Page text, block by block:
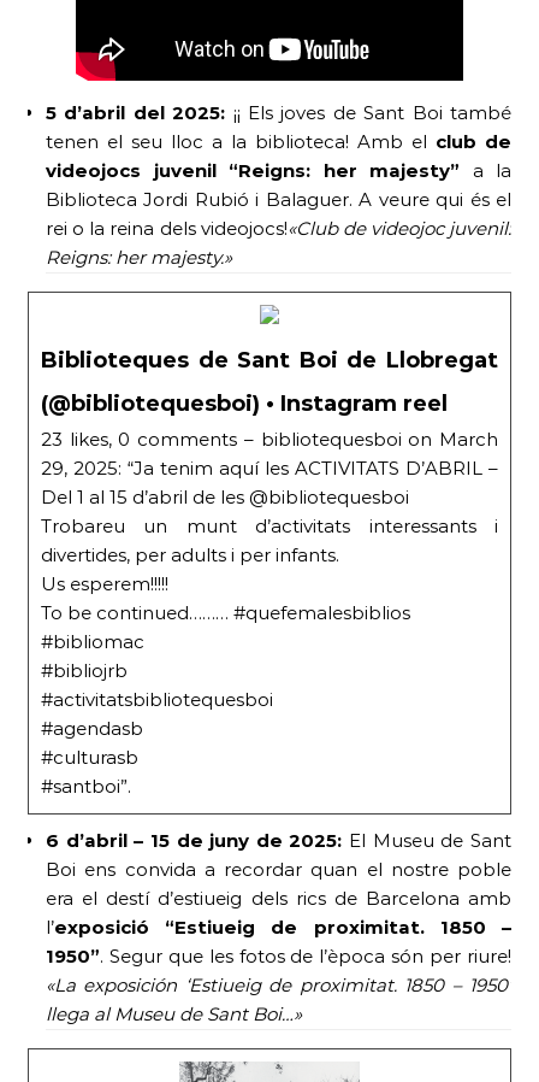
5 d’abril del 2025: ¡¡ Els joves de Sant Boi també
tenen el seu lloc a la biblioteca! Amb el club de
videojocs juvenil “Reigns: her majesty” a la
Biblioteca Jordi Rubió i Balaguer. A veure qui és el
rei o la reina dels videojocs!«Club de videojoc juvenil:
Reigns: her majesty.»
Biblioteques de Sant Boi de Llobregat
(@bibliotequesboi) • Instagram reel
23 likes, 0 comments – bibliotequesboi on March
29, 2025: “Ja tenim aquí les ACTIVITATS D’ABRIL –
Del 1 al 15 d’abril de les @bibliotequesboi
Trobareu un munt d’activitats interessants i
divertides, per adults i per infants.
Us esperem!!!!!
To be continued……… #quefemalesbiblios
#bibliomac
#bibliojrb
#activitatsbibliotequesboi
#agendasb
#culturasb
#santboi”.
6 d’abril – 15 de juny de 2025: El Museu de Sant
Boi ens convida a recordar quan el nostre poble
era el destí d’estiueig dels rics de Barcelona amb
l’exposició “Estiueig de proximitat. 1850 –
1950”. Segur que les fotos de l’època són per riure!
«La exposición ‘Estiueig de proximitat. 1850 – 1950’
llega al Museu de Sant Boi…»